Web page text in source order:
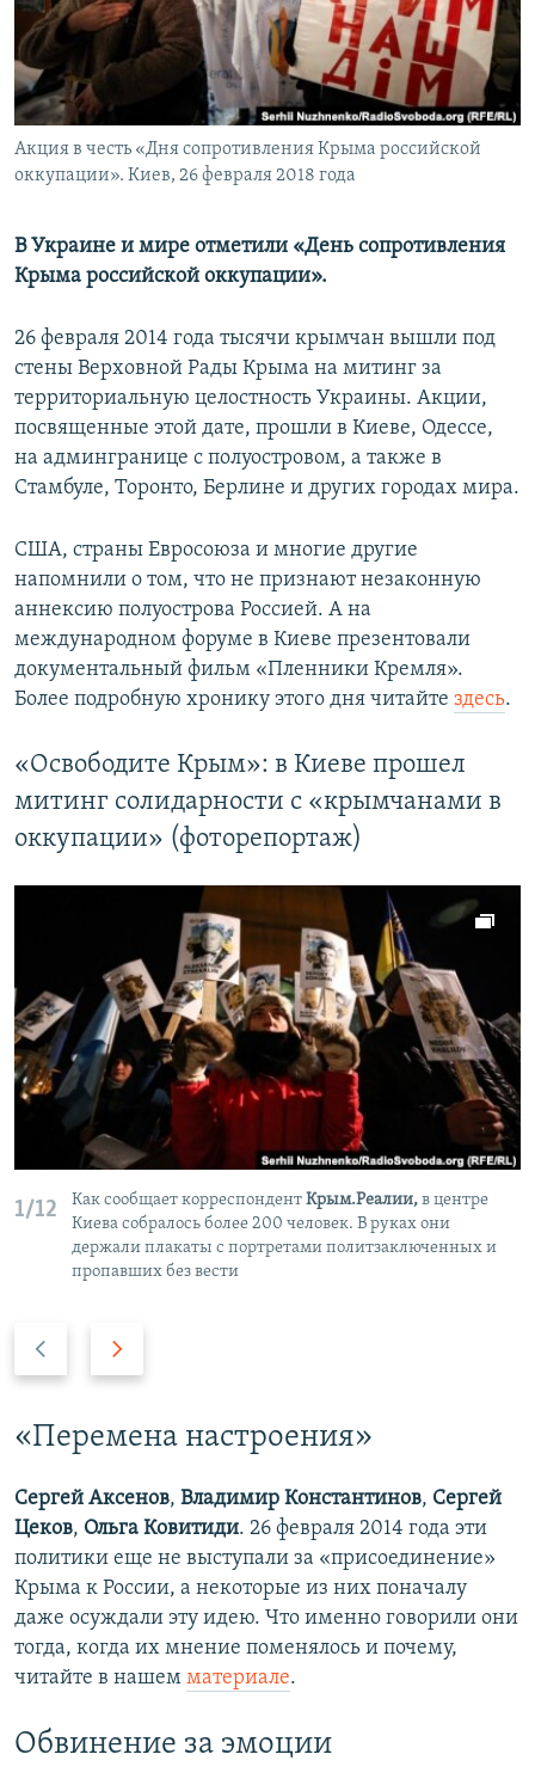
ПОБЕДИТЕЛЕЙ НЕ СУДЯТ?
КРЫМ.НЕПОКОРЕННЫЙ
ELIFBE
УКРАИНСКАЯ ПРОБЛЕМА КРЫМА
ПРИСОЕДИНЯЙТЕСЬ!
Все сайты RFE/RL
Акция в честь «Дня сопротивления Крыма российской
оккупации». Киев, 26 февраля 2018 года
В Украине и мире отметили «День сопротивления
Крыма российской оккупации».
26 февраля 2014 года тысячи крымчан вышли под
стены Верховной Рады Крыма на митинг за
территориальную целостность Украины. Акции,
посвященные этой дате, прошли в Киеве, Одессе,
на админгранице с полуостровом, а также в
Стамбуле, Торонто, Берлине и других городах мира.
США, страны Евросоюза и многие другие
напомнили о том, что не признают незаконную
аннексию полуострова Россией. А на
международном форуме в Киеве презентовали
документальный фильм «Пленники Кремля».
Более подробную хронику этого дня читайте здесь.
«Освободите Крым»: в Киеве прошел
митинг солидарности с «крымчанами в
оккупации» (фоторепортаж)
1/12 Как сообщает корреспондент Крым.Реалии, в центре
Киева собралось более 200 человек. В руках они
держали плакаты с портретами политзаключенных и
пропавших без вести
д
д
у
и
д
д
ю
щ
л
​«Перемена настроения»
Сергей Аксенов, Владимир Константинов, Сергей
Цеков, Ольга Ковитиди. 26 февраля 2014 года эти
политики еще не выступали за «присоединение»
Крыма к России, а некоторые из них поначалу
даже осуждали эту идею. Что именно говорили они
тогда, когда их мнение поменялось и почему,
читайте в нашем материале.
Обвинение за эмоции